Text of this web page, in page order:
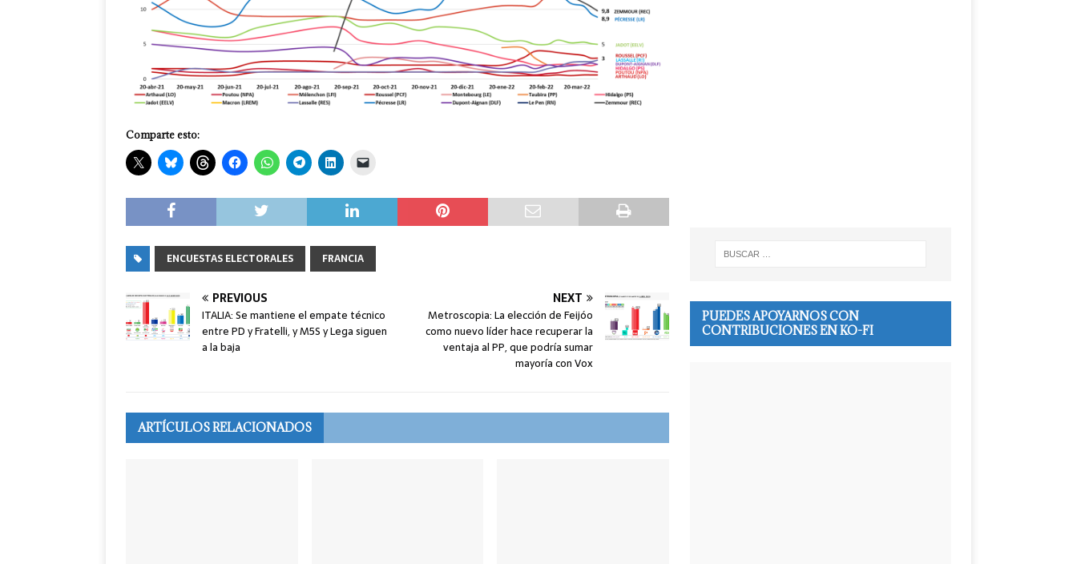
Comparte esto:
ENCUESTAS ELECTORALES FRANCIA
PREVIOUS
ITALIA: Se mantiene el empate técnico
entre PD y Fratelli, y M5S y Lega siguen
a la baja
NEXT
Metroscopia: La elección de Feijóo
como nuevo líder hace recuperar la
ventaja al PP, que podría sumar
mayoría con Vox
ARTÍCULOS RELACIONADOS
PUEDES APOYARNOS CON
CONTRIBUCIONES EN KO-FI